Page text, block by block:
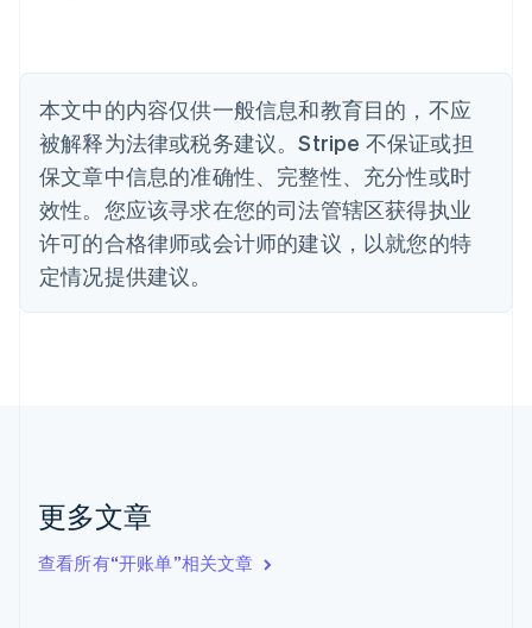
本文中的内容仅供一般信息和教育目的，不应
被解释为法律或税务建议。Stripe 不保证或担
保文章中信息的准确性、完整性、充分性或时
效性。您应该寻求在您的司法管辖区获得执业
许可的合格律师或会计师的建议，以就您的特
定情况提供建议。
更多文章
查看所有“开账单”相关文章
比利时
波兰
English
丹麦
English
德国
Deutsch English
法国
FrançaisEnglish
芬兰
克罗地亚
EnglishItaliano
拉脱维亚
English